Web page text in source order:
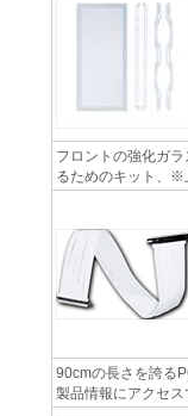
フロントの強化ガ
るためのキット、※
90cmの長さを誇る
製品情報にアクセス